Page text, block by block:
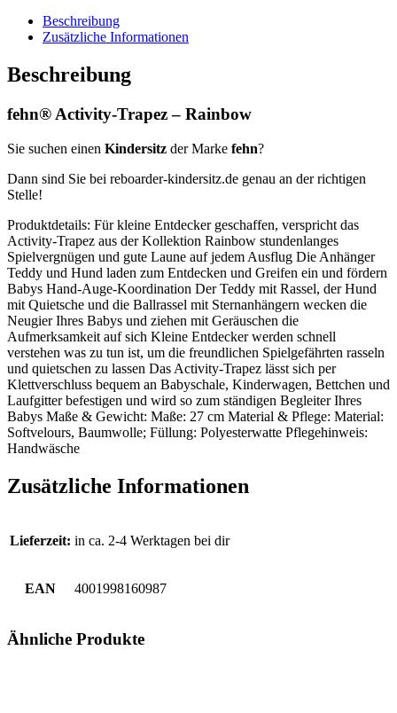
Beschreibung
Zusätzliche Informationen
Beschreibung
fehn® Activity-Trapez – Rainbow
Sie suchen einen Kindersitz der Marke fehn?
Dann sind Sie bei reboarder-kindersitz.de genau an der richtigen
Stelle!
Produktdetails: Für kleine Entdecker geschaffen, verspricht das
Activity-Trapez aus der Kollektion Rainbow stundenlanges
Spielvergnügen und gute Laune auf jedem Ausflug Die Anhänger
Teddy und Hund laden zum Entdecken und Greifen ein und fördern
Babys Hand-Auge-Koordination Der Teddy mit Rassel, der Hund
mit Quietsche und die Ballrassel mit Sternanhängern wecken die
Neugier Ihres Babys und ziehen mit Geräuschen die
Aufmerksamkeit auf sich Kleine Entdecker werden schnell
verstehen was zu tun ist, um die freundlichen Spielgefährten rasseln
und quietschen zu lassen Das Activity-Trapez lässt sich per
Klettverschluss bequem an Babyschale, Kinderwagen, Bettchen und
Laufgitter befestigen und wird so zum ständigen Begleiter Ihres
Babys Maße & Gewicht: Maße: 27 cm Material & Pflege: Material:
Softvelours, Baumwolle; Füllung: Polyesterwatte Pflegehinweis:
Handwäsche
Zusätzliche Informationen
Lieferzeit: in ca. 2-4 Werktagen bei dir
EAN 4001998160987
Ähnliche Produkte